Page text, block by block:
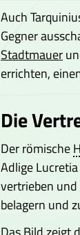
Auch
Gegner
Stadtmauer
errichten,
Die
Der römische
Adlige
vertrieben
belagern und